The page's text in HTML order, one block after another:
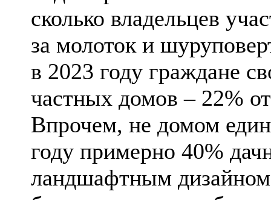
сколько владельцев
за молоток и
в 2023 году граждане
частных домов – 22%
Впрочем, не домом
году примерно 40%
ландшафтным